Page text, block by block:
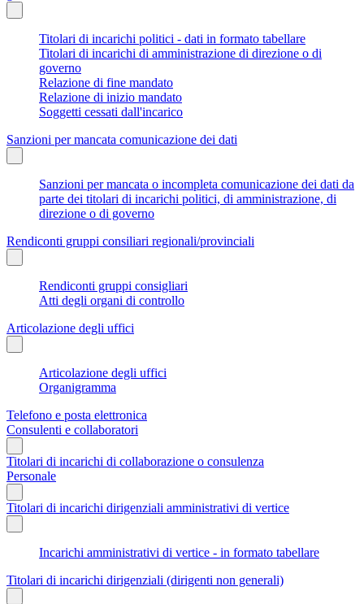
Titolari di incarichi politici - dati in formato tabellare
Titolari di incarichi di amministrazione di direzione o di
governo
Relazione di fine mandato
Relazione di inizio mandato
Soggetti cessati dall'incarico
Sanzioni per mancata comunicazione dei dati
Sanzioni per mancata o incompleta comunicazione dei dati da
parte dei titolari di incarichi politici, di amministrazione, di
direzione o di governo
Rendiconti gruppi consiliari regionali/provinciali
Rendiconti gruppi consigliari
Atti degli organi di controllo
Articolazione degli uffici
Articolazione degli uffici
Organigramma
Telefono e posta elettronica
Consulenti e collaboratori
Titolari di incarichi di collaborazione o consulenza
Personale
Titolari di incarichi dirigenziali amministrativi di vertice
Incarichi amministrativi di vertice - in formato tabellare
Titolari di incarichi dirigenziali (dirigenti non generali)